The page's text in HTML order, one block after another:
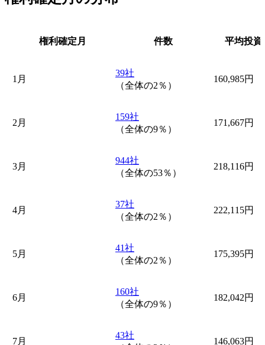
権利確定月 件数 平均投資
1月
39社
（全体の2％）
160,985円
2月
159社
（全体の9％）
171,667円
3月
944社
（全体の53％）
218,116円
4月
37社
（全体の2％）
222,115円
5月
41社
（全体の2％）
175,395円
6月
160社
（全体の9％）
182,042円
7月
43社
146,063円